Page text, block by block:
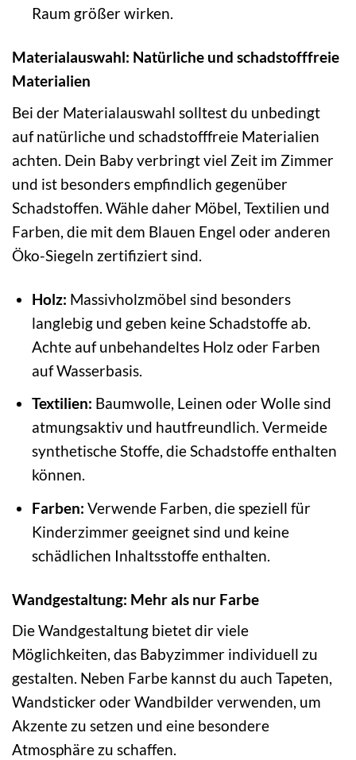
Raum größer wirken.
Materialauswahl: Natürliche und schadstofffreie
Materialien
Bei der Materialauswahl solltest du unbedingt
auf natürliche und schadstofffreie Materialien
achten. Dein Baby verbringt viel Zeit im Zimmer
und ist besonders empfindlich gegenüber
Schadstoffen. Wähle daher Möbel, Textilien und
Farben, die mit dem Blauen Engel oder anderen
Öko-Siegeln zertifiziert sind.
Holz: Massivholzmöbel sind besonders
langlebig und geben keine Schadstoffe ab.
Achte auf unbehandeltes Holz oder Farben
auf Wasserbasis.
Textilien: Baumwolle, Leinen oder Wolle sind
atmungsaktiv und hautfreundlich. Vermeide
synthetische Stoffe, die Schadstoffe enthalten
können.
Farben: Verwende Farben, die speziell für
Kinderzimmer geeignet sind und keine
schädlichen Inhaltsstoffe enthalten.
Wandgestaltung: Mehr als nur Farbe
Die Wandgestaltung bietet dir viele
Möglichkeiten, das Babyzimmer individuell zu
gestalten. Neben Farbe kannst du auch Tapeten,
Wandsticker oder Wandbilder verwenden, um
Akzente zu setzen und eine besondere
Atmosphäre zu schaffen.